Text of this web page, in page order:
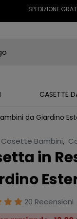
SPEDIZIONE GRATUITA
CASETTE
da Giardino
Casette Bambini,
in
20 Recensioni